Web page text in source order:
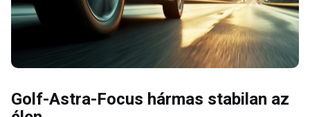
Golf-Astra-Focus hármas stabilan az